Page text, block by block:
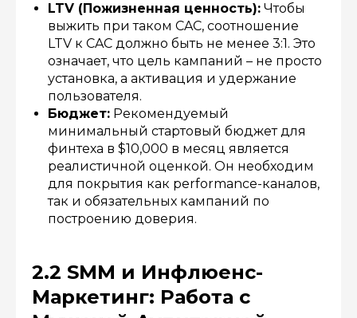
LTV (Пожизненная ценность): Чтобы
выжить при таком CAC, соотношение
LTV к CAC должно быть не менее 3:1. Это
означает, что цель кампаний – не просто
установка, а активация и удержание
пользователя.
Бюджет: Рекомендуемый
минимальный стартовый бюджет для
финтеха в $10,000 в месяц является
реалистичной оценкой. Он необходим
для покрытия как performance-каналов,
так и обязательных кампаний по
построению доверия.
2.2 SMM и Инфлюенс-
Маркетинг: Работа с